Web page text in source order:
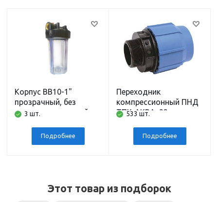
Корпус BB10-1"
прозрачный, без
картриджа, полный
3 шт.
Подробнее
Переходник
компрессионный ПНД
ТПК-АКВА, 32 мм x
533 шт.
Подробнее
Этот товар из подборок